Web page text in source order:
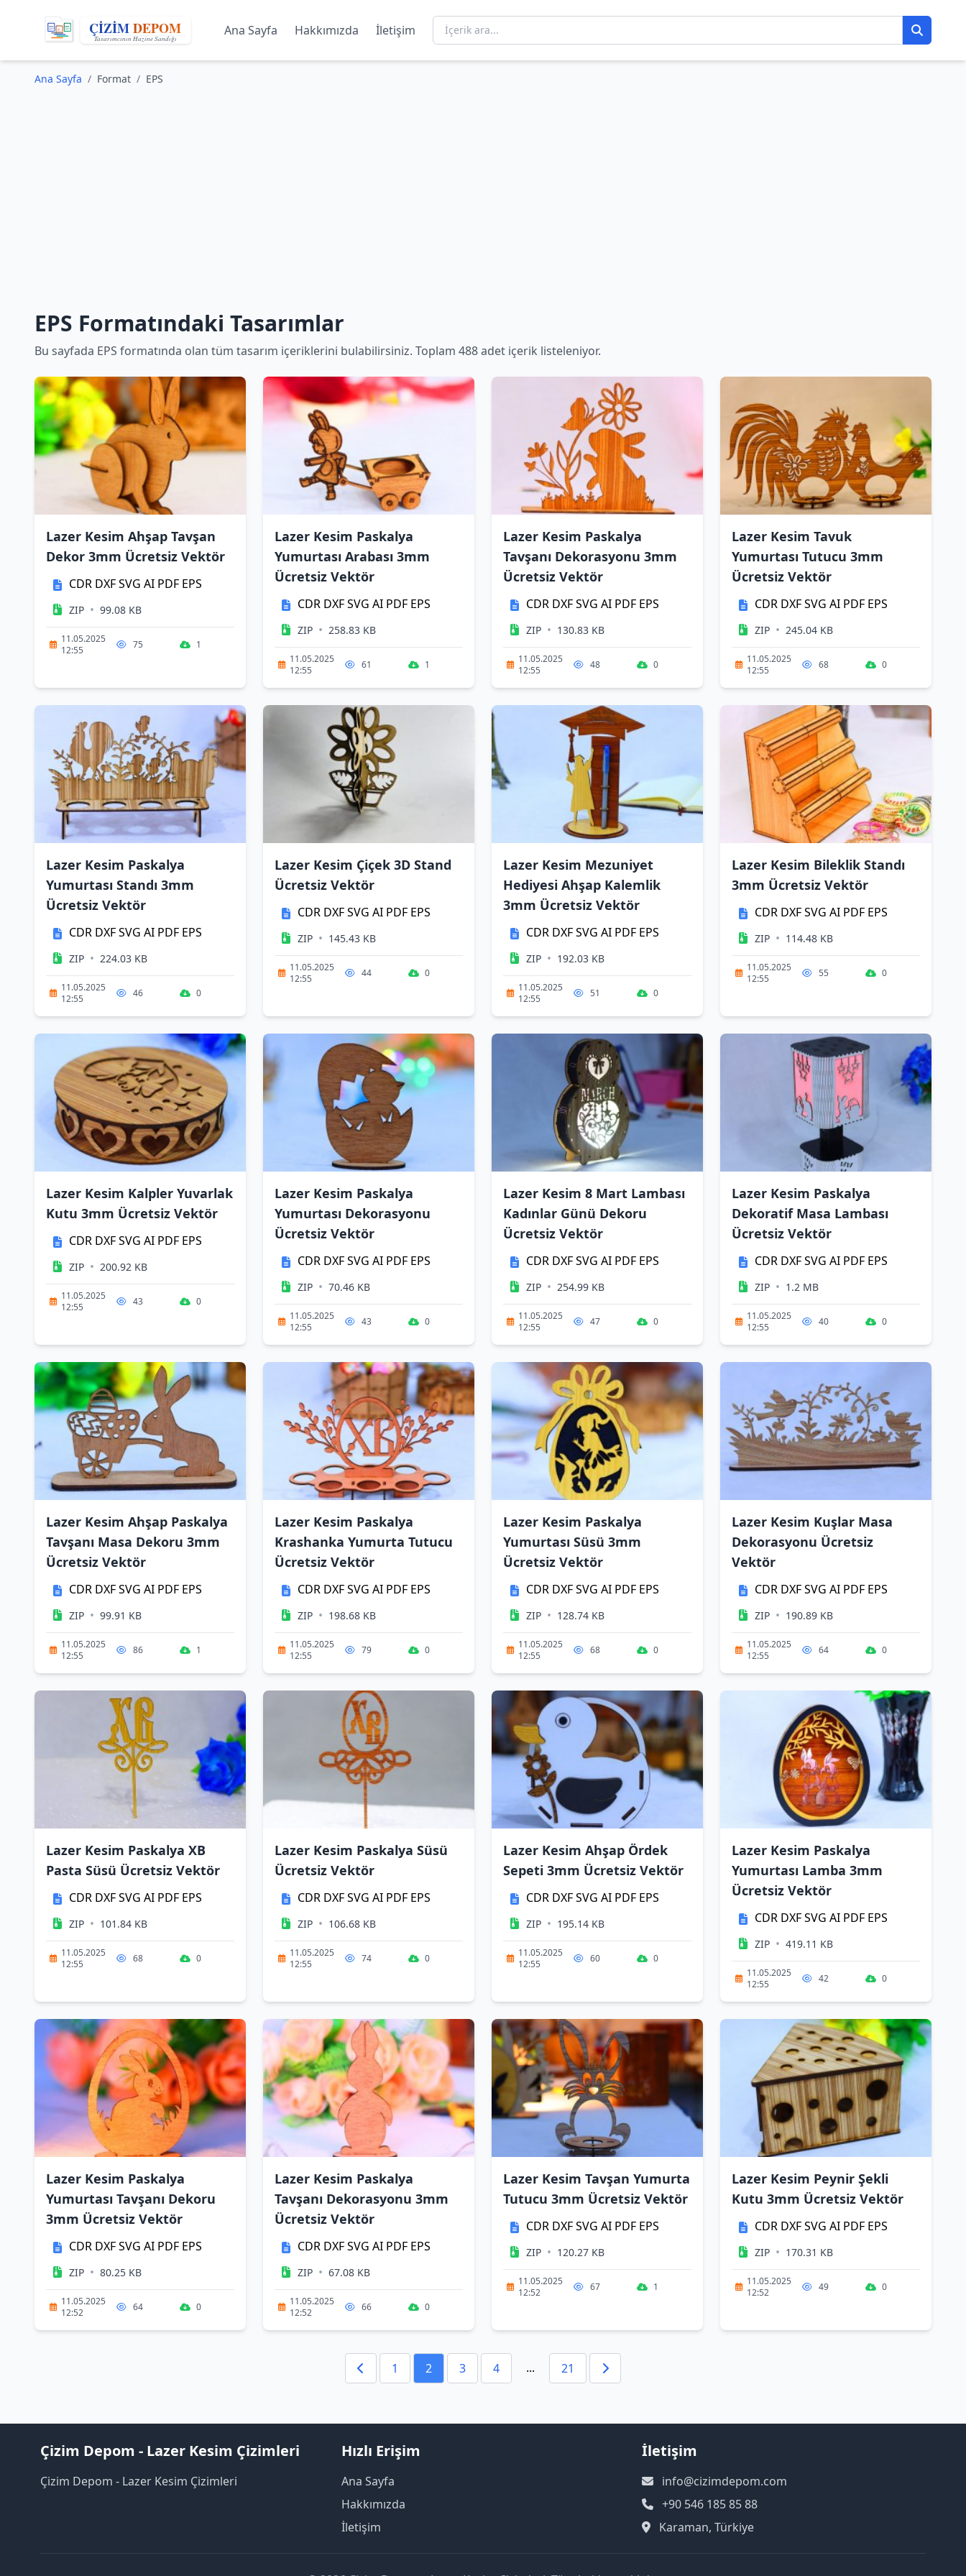
Ana Sayfa Hakkımızda İletişim
Ana Sayfa / Format / EPS
EPS Formatındaki Tasarımlar
Bu sayfada EPS formatında olan tüm tasarım içeriklerini bulabilirsiniz. Toplam 488 adet içerik listeleniyor.
Lazer Kesim Ahşap Tavşan
Dekor 3mm Ücretsiz Vektör
CDR DXFSVG AI PDF EPS
ZIP • 99.08 KB
11.05.2025
12:55
75 1
Lazer Kesim Paskalya
Yumurtası Arabası 3mm
Ücretsiz Vektör
CDR DXFSVG AI PDF EPS
ZIP • 258.83 KB
11.05.2025
12:55
61 1
Lazer Kesim Paskalya
Tavşanı Dekorasyonu 3mm
Ücretsiz Vektör
CDR DXFSVG AI PDF EPS
ZIP • 130.83 KB
11.05.2025
12:55
48 0
Lazer Kesim Tavuk
Yumurtası Tutucu 3mm
Ücretsiz Vektör
CDR DXFSVG AI PDF EPS
ZIP • 245.04 KB
11.05.2025
12:55
68 0
Lazer Kesim Paskalya
Yumurtası Standı 3mm
Ücretsiz Vektör
CDR DXFSVG AI PDF EPS
ZIP • 224.03 KB
11.05.2025
12:55
46 0
Lazer Kesim Çiçek 3D Stand
Ücretsiz Vektör
CDR DXFSVG AI PDF EPS
ZIP • 145.43 KB
11.05.2025
12:55
44 0
Lazer Kesim Mezuniyet
Hediyesi Ahşap Kalemlik
3mm Ücretsiz Vektör
CDR DXFSVG AI PDF EPS
ZIP • 192.03 KB
11.05.2025
12:55
51 0
Lazer Kesim Bileklik Standı
3mm Ücretsiz Vektör
CDR DXFSVG AI PDF EPS
ZIP • 114.48 KB
11.05.2025
12:55
55 0
Lazer Kesim Kalpler Yuvarlak
Kutu 3mm Ücretsiz Vektör
CDR DXFSVG AI PDF EPS
ZIP • 200.92 KB
11.05.2025
12:55
43 0
Lazer Kesim Paskalya
Yumurtası Dekorasyonu
Ücretsiz Vektör
CDR DXFSVG AI PDF EPS
ZIP • 70.46 KB
11.05.2025
12:55
43 0
Lazer Kesim 8 Mart Lambası
Kadınlar Günü Dekoru
Ücretsiz Vektör
CDR DXFSVG AI PDF EPS
ZIP • 254.99 KB
11.05.2025
12:55
47 0
Lazer Kesim Paskalya
Dekoratif Masa Lambası
Ücretsiz Vektör
CDR DXFSVG AI PDF EPS
ZIP • 1.2 MB
11.05.2025
12:55
40 0
Lazer Kesim Ahşap Paskalya
Tavşanı Masa Dekoru 3mm
Ücretsiz Vektör
CDR DXFSVG AI PDF EPS
ZIP • 99.91 KB
11.05.2025
12:55
86 1
Lazer Kesim Paskalya
Krashanka Yumurta Tutucu
Ücretsiz Vektör
CDR DXFSVG AI PDF EPS
ZIP • 198.68 KB
11.05.2025
12:55
79 0
Lazer Kesim Paskalya
Yumurtası Süsü 3mm
Ücretsiz Vektör
CDR DXFSVG AI PDF EPS
ZIP • 128.74 KB
11.05.2025
12:55
68 0
Lazer Kesim Kuşlar Masa
Dekorasyonu Ücretsiz
Vektör
CDR DXFSVG AI PDF EPS
ZIP • 190.89 KB
11.05.2025
12:55
64 0
Lazer Kesim Paskalya XB
Pasta Süsü Ücretsiz Vektör
CDR DXFSVG AI PDF EPS
ZIP • 101.84 KB
11.05.2025
12:55
68 0
Lazer Kesim Paskalya Süsü
Ücretsiz Vektör
CDR DXFSVG AI PDF EPS
ZIP • 106.68 KB
11.05.2025
12:55
74 0
Lazer Kesim Ahşap Ördek
Sepeti 3mm Ücretsiz Vektör
CDR DXFSVG AI PDF EPS
ZIP • 195.14 KB
11.05.2025
12:55
60 0
Lazer Kesim Paskalya
Yumurtası Lamba 3mm
Ücretsiz Vektör
CDR DXFSVG AI PDF EPS
ZIP • 419.11 KB
11.05.2025
12:55
42 0
Lazer Kesim Paskalya
Yumurtası Tavşanı Dekoru
3mm Ücretsiz Vektör
CDR DXFSVG AI PDF EPS
ZIP • 80.25 KB
11.05.2025
12:52
64 0
Lazer Kesim Paskalya
Tavşanı Dekorasyonu 3mm
Ücretsiz Vektör
CDR DXFSVG AI PDF EPS
ZIP • 67.08 KB
11.05.2025
12:52
66 0
Lazer Kesim Tavşan Yumurta
Tutucu 3mm Ücretsiz Vektör
CDR DXFSVG AI PDF EPS
ZIP • 120.27 KB
11.05.2025
12:52
67 1
Lazer Kesim Peynir Şekli
Kutu 3mm Ücretsiz Vektör
CDR DXFSVG AI PDF EPS
ZIP • 170.31 KB
11.05.2025
12:52
49 0
1 2 3 4 ... 21
Çizim Depom - Lazer Kesim Çizimleri
Çizim Depom - Lazer Kesim Çizimleri
Hızlı Erişim
Ana Sayfa
Hakkımızda
İletişim
İletişim
info@cizimdepom.com
+90 546 185 85 88
Karaman, Türkiye